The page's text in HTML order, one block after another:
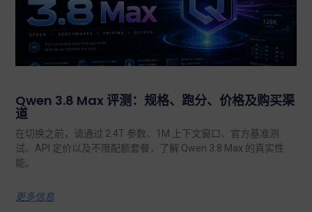
Qwen 3.8 Max 评测：规格、跑分、价格及购买渠
道
在切换之前，请通过 2.4T 参数、1M 上下文窗口、官方基准测
试、API 定价以及不限配额套餐，了解 Qwen 3.8 Max 的真实性
能。.
更多信息